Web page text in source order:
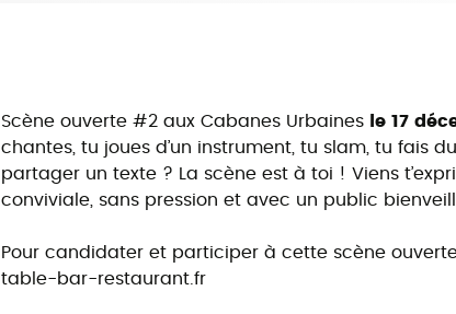
Scène ouverte #2 aux Cabanes Urbaines le 17
chantes, tu joues d’un instrument, tu slam, tu fais
partager un texte ? La scène est à toi ! Viens
conviviale, sans pression et avec un public
Pour candidater et participer à cette scène
table-bar-restaurant.fr